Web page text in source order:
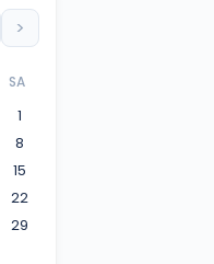
>
SA
1
8
15
22
29